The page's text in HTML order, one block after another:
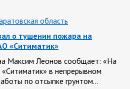
область
о тушении пожара на
«Ситиматик»
Максим Леонов сообщает: «На
в непрерывном
по отсыпке грунтом…